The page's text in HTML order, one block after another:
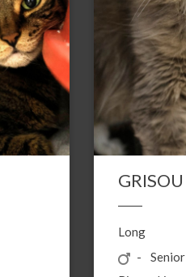
GRISOU
Long
Senior